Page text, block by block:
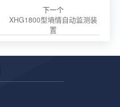
下一个
XHG1800型墒情自动监测装
置